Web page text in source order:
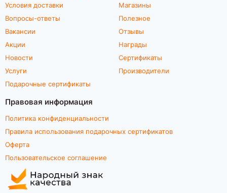
Условия доставки
Вопросы-ответы
Вакансии
Акции
Новости
Услуги
Подарочные сертификаты
Магазины
Полезное
Отзывы
Награды
Сертификаты
Производители
Правовая информация
Политика конфиденциальности
Правила использования подарочных сертификатов
Оферта
Пользовательское соглашение